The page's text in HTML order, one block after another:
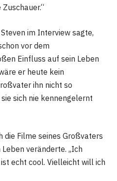
im Interview sagte,
vor dem
Einfluss auf sein Leben
er heute kein
ihn nicht so
sich nie kennengelernt
die Filme seines Großvaters
veränderte. „Ich
echt cool. Vielleicht will ich